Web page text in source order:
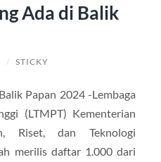
Ada di Balik
/ STICKY
Papan 2024 -Lembaga
(LTMPT) Kementerian
Riset, dan Teknologi
merilis daftar 1.000 dari